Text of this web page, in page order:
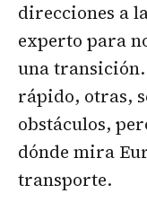
direcciones a
experto para
una transición.
rápido, otras,
obstáculos,
dónde mira
transporte.